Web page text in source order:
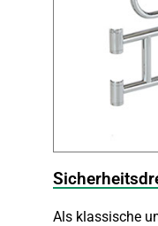
Als klassische